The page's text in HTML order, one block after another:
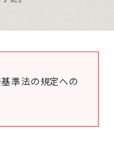
準法の規定への